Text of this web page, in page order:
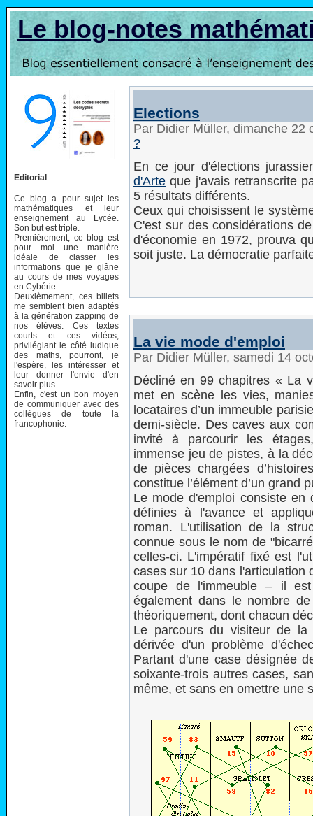
Le blog-notes
Editorial
Ce blog a pour sujet les
mathématiques et leur
enseignement au Lycée.
Son but est triple.
Premièrement, ce blog est
pour moi une manière
idéale de classer les
informations que je glâne
au cours de mes voyages
en Cybérie.
Deuxièmement, ces billets
me semblent bien adaptés
à la génération zapping de
nos élèves. Ces textes
courts et ces vidéos,
privilégiant le côté ludique
des maths, pourront, je
l'espère, les intéresser et
leur donner l'envie d'en
savoir plus.
Enfin, c'est un bon moyen
de communiquer avec des
collègues de toute la
francophonie.
Elections
Par Didier Müller, dimanche
?
En ce jour d'élections
d'Arte que j'avais retranscrite
5 résultats différents.
Ceux qui choisissent le
C'est sur des considérations
d'économie en 1972, prouva
soit juste. La démocratie
La vie mode d'emploi
Par Didier Müller, samedi 14
Décliné en 99 chapitres « La
met en scène les vies,
locataires d’un immeuble
demi-siècle. Des caves aux
invité à parcourir les
immense jeu de pistes, à la
de pièces chargées
constitue l’élément d’un grand
Le mode d'emploi consiste en
définies à l'avance et
roman. L'utilisation de la
connue sous le nom de
celles-ci. L'impératif fixé est
cases sur 10 dans l'articulation
coupe de l'immeuble – il
également dans le nombre
théoriquement, dont chacun
Le parcours du visiteur de la
dérivée d'un problème
Partant d'une case désignée
soixante-trois autres cases,
même, et sans en omettre une